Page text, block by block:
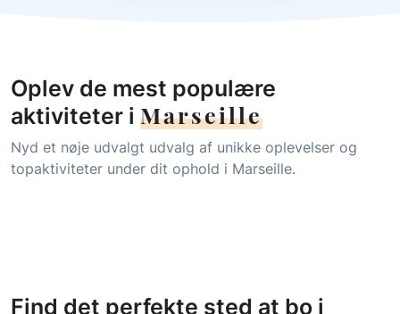
Oplev de mest populære
aktiviteter i Marseille
Nyd et nøje udvalgt udvalg af unikke oplevelser og
topaktiviteter under dit ophold i Marseille.
Find det perfekte sted at bo i